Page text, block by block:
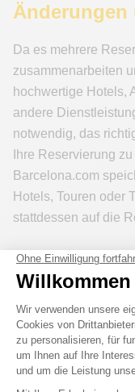
Änderungen
Da es mehrere
zusammenarbeiten
hochwertige Hotels,
andere
notwendig, das
Ihre Reservierung
Barcelona.com
Hotels, Touren oder
stattdessen auf die
Broschüren
Wir verbreiten kein
und teuer. Alle
Website. Bitte
oder verwenden Sie